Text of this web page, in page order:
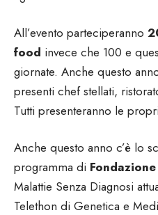
All’evento parteciperanno
food invece che 100 e
giornate. Anche questo
presenti chef stellati,
Tutti presenteranno le
Anche questo anno c’è lo
programma di
Malattie Senza Diagnosi
Telethon di Genetica e